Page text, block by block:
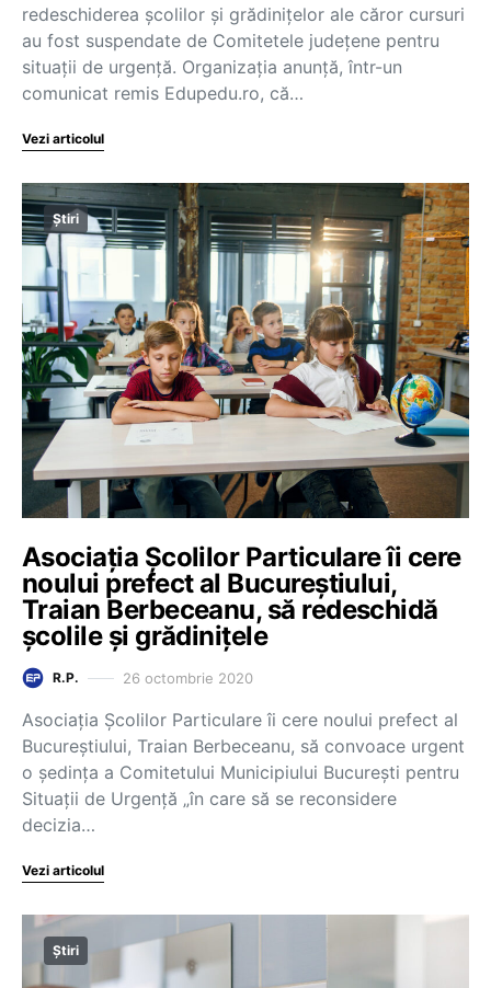
redeschiderea școlilor și grădinițelor ale căror cursuri
au fost suspendate de Comitetele județene pentru
situații de urgență. Organizația anunță, într-un
comunicat remis Edupedu.ro, că…
Vezi articolul
Știri
Asociația Școlilor Particulare îi cere
noului prefect al Bucureștiului,
Traian Berbeceanu, să redeschidă
școlile și grădinițele
R.P. 26 octombrie 2020
Asociația Școlilor Particulare îi cere noului prefect al
Bucureștiului, Traian Berbeceanu, să convoace urgent
o ședința a Comitetului Municipiului București pentru
Situații de Urgență „în care să se reconsidere
decizia…
Vezi articolul
Știri